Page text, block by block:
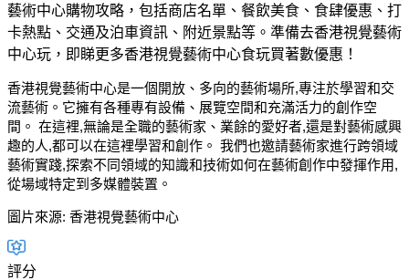
藝術中心購物攻略，包括商店名單、餐飲美食、食肆優惠、打
卡熱點、交通及泊車資訊、附近景點等。準備去香港視覺藝術
中心玩，即睇更多香港視覺藝術中心食玩買著數優惠！
香港視覺藝術中心是一個開放、多向的藝術場所,專注於學習和交
流藝術。它擁有各種專有設備、展覽空間和充滿活力的創作空
間。 在這裡,無論是全職的藝術家、業餘的愛好者,還是對藝術感興
趣的人,都可以在這裡學習和創作。 我們也邀請藝術家進行跨領域
藝術實踐,探索不同領域的知識和技術如何在藝術創作中發揮作用,
從場域特定到多媒體裝置。
圖片來源: 香港視覺藝術中心
評分